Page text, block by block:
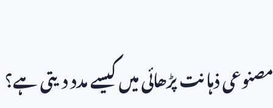
مصنوعی ذہانت پڑھائی میں کیسے مدد دیتی ہے؟